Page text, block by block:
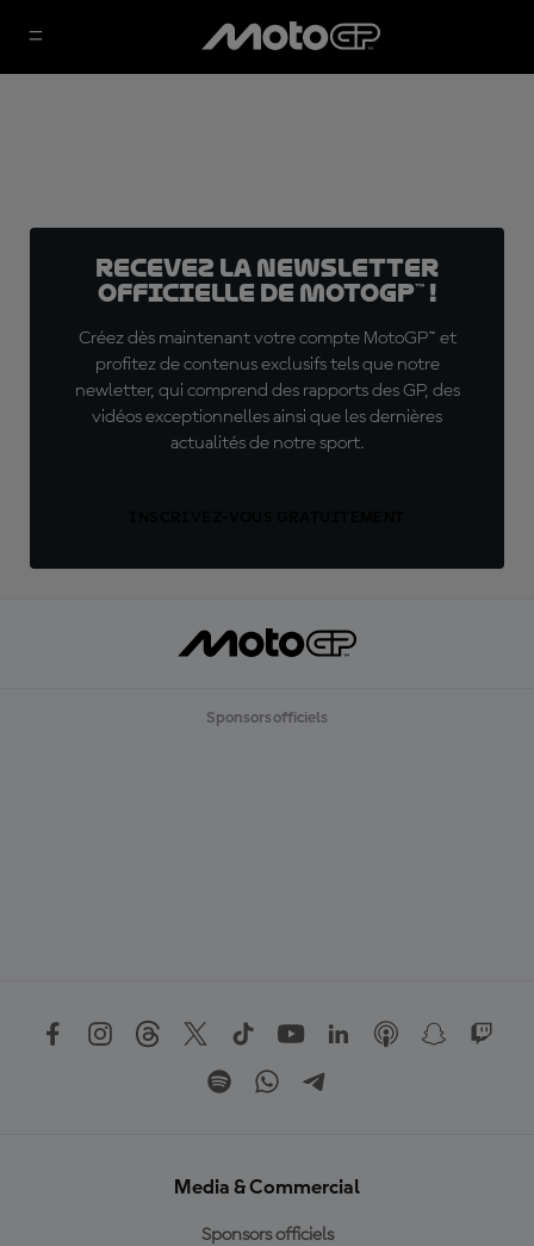
Recevez la Newsletter
officielle de MotoGP™ !
Créez dès maintenant votre compte MotoGP™ et
profitez de contenus exclusifs tels que notre
newletter, qui comprend des rapports des GP, des
vidéos exceptionnelles ainsi que les dernières
actualités de notre sport.
Sponsors officiels
Media & Commercial
Sponsors officiels